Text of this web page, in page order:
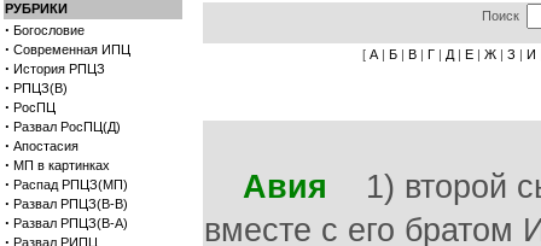
РУБРИКИ
· Богословие
· Современная ИПЦ
· История РПЦЗ
· РПЦЗ(В)
· РосПЦ
· Развал РосПЦ(Д)
· Апостасия
· МП в картинках
· Распад РПЦЗ(МП)
· Развал РПЦЗ(В-В)
· Развал РПЦЗ(В-А)
· Развал РИПЦ
Поиск
[ А | Б | В | Г | Д | Е | Ж | З | И
Авия 1) второй
вместе с его братом